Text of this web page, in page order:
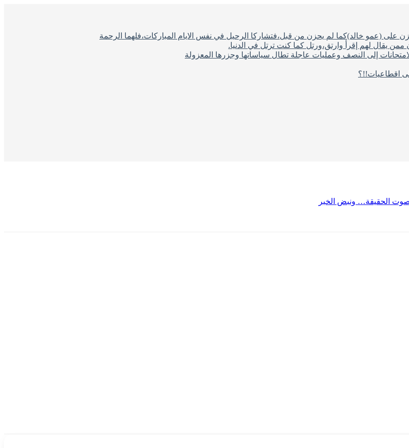
على (عمو خالد)كما لم يحزن من قبل،فتشاركا الرحيل في نفس الايام المباركات،فلهما الرحمة
يقال لهم إقرأ وارتق،ورتل كما كنت ترتل في الدنيا.
إلى النصف وعمليات عاجلة تطال سياساتها وجزرها المعزولة
اقطاعيات!!؟